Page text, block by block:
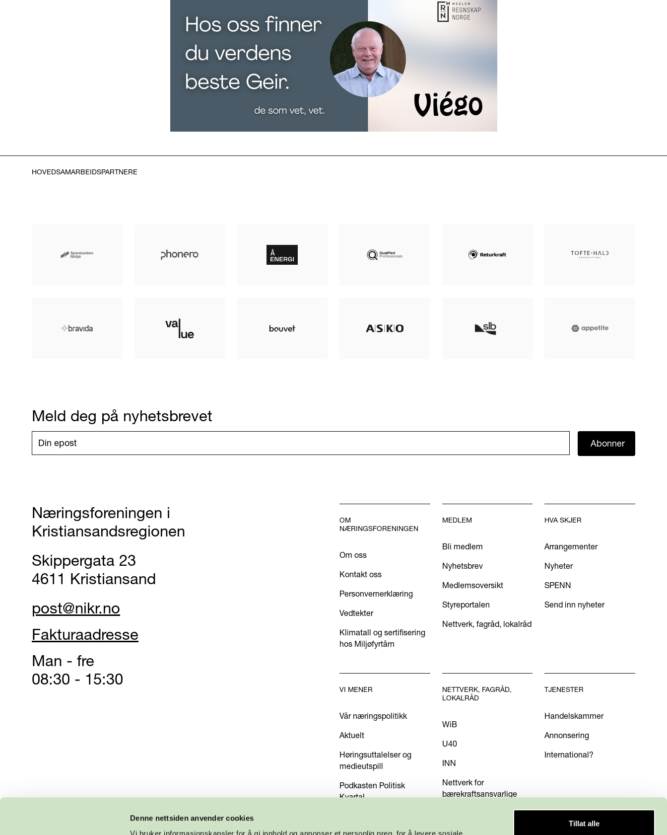
Denne nettsiden anvender cookies
Tillat alle
HOVEDSAMARBEIDSPARTNERE
Meld deg på nyhetsbrevet
Abonner
Næringsforeningen i
Kristiansandsregionen
Skippergata 23
4611 Kristiansand
post@nikr.no
Fakturaadresse
Man - fre
08:30 - 15:30
OM
NÆRINGSFORENINGEN
Om oss
Kontakt oss
Personvernerklæring
Vedtekter
Klimatall og sertifisering
hos Miljøfyrtårn
MEDLEM
Bli medlem
Nyhetsbrev
Medlemsoversikt
Styreportalen
Nettverk, fagråd, lokalråd
HVA SKJER
Arrangementer
Nyheter
SPENN
Send inn nyheter
VI MENER
Vår næringspolitikk
Aktuelt
Høringsuttalelser og
medieutspill
Podkasten Politisk
Kvartal
NETTVERK, FAGRÅD,
LOKALRÅD
WiB
U40
INN
Nettverk for
bærekraftsansvarlige
TJENESTER
Handelskammer
Annonsering
International?